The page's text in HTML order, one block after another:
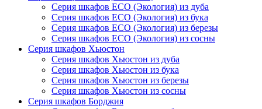
Серия шкафов ECO (Экология) из дуба
Серия шкафов ECO (Экология) из бука
Серия шкафов ECO (Экология) из березы
Серия шкафов ECO (Экология) из сосны
Серия шкафов Хьюстон
Серия шкафов Хьюстон из дуба
Серия шкафов Хьюстон из бука
Серия шкафов Хьюстон из березы
Серия шкафов Хьюстон из сосны
Серия шкафов Борджия